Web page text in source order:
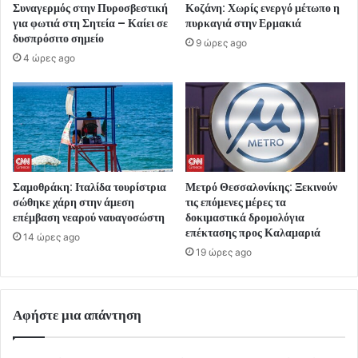
Συναγερμός στην Πυροσβεστική
για φωτιά στη Σητεία – Καίει σε
δυσπρόσιτο σημείο
4 ώρες ago
Κοζάνη: Χωρίς ενεργό μέτωπο η
πυρκαγιά στην Ερμακιά
9 ώρες ago
Σαμοθράκη: Ιταλίδα τουρίστρια
σώθηκε χάρη στην άμεση
επέμβαση νεαρού ναυαγοσώστη
14 ώρες ago
Μετρό Θεσσαλονίκης: Ξεκινούν
τις επόμενες μέρες τα
δοκιμαστικά δρομολόγια
επέκτασης προς Καλαμαριά
19 ώρες ago
Αφήστε μια απάντηση